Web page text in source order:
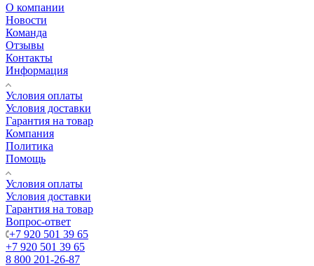
О компании
Новости
Команда
Отзывы
Контакты
Информация
Условия оплаты
Условия доставки
Гарантия на товар
Компания
Политика
Помощь
Условия оплаты
Условия доставки
Гарантия на товар
Вопрос-ответ
+7 920 501 39 65
+7 920 501 39 65
8 800 201-26-87